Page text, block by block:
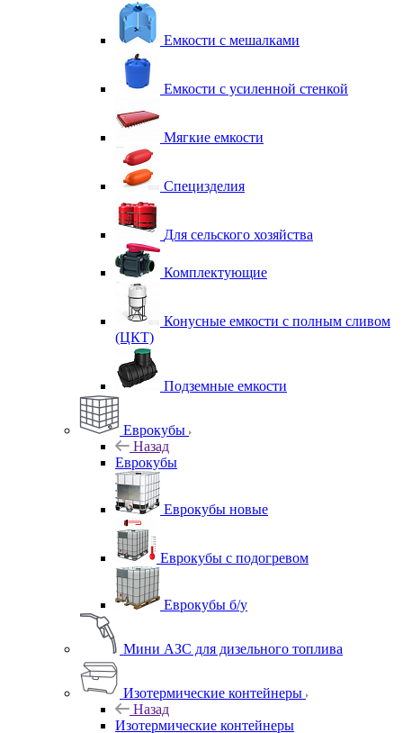
Емкости с мешалками
Емкости с усиленной стенкой
Мягкие емкости
Специзделия
Для сельского хозяйства
Комплектующие
Конусные емкости с полным сливом
(ЦКТ)
Подземные емкости
Еврокубы
Назад
Еврокубы
Еврокубы новые
Еврокубы с подогревом
Еврокубы б/у
Мини АЗС для дизельного топлива
Изотермические контейнеры
Назад
Изотермические контейнеры